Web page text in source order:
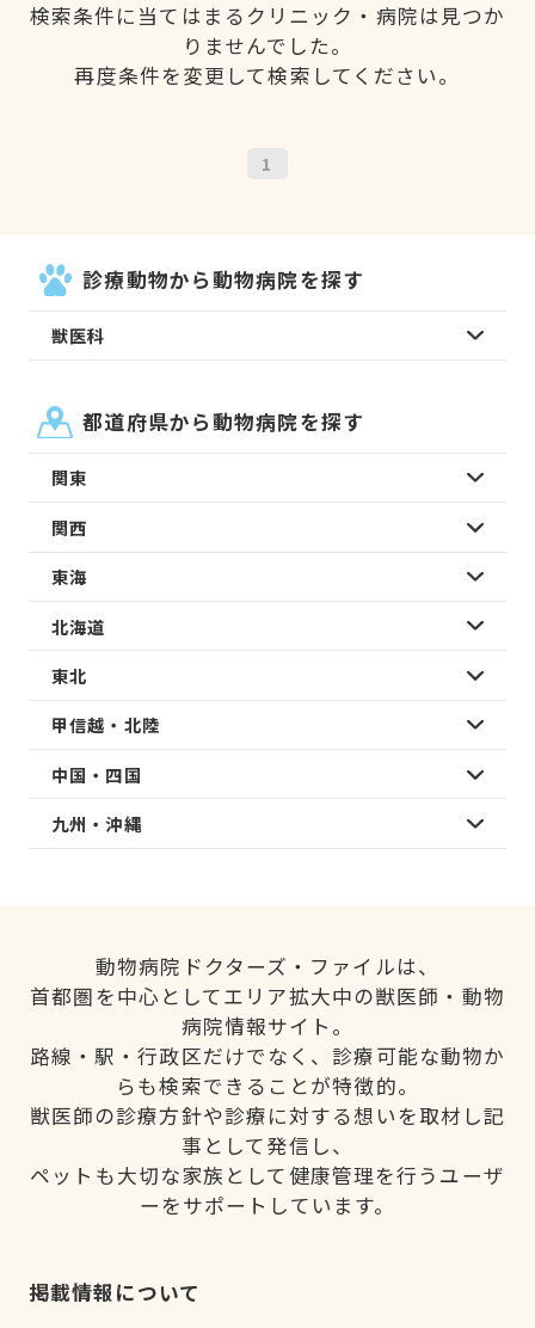
検索条件に当てはまるクリニック・病院は見つか
りませんでした。
再度条件を変更して検索してください。
1
診療動物から動物病院を探す
獣医科
都道府県から動物病院を探す
関東
関西
東海
北海道
東北
甲信越・北陸
中国・四国
九州・沖縄
動物病院ドクターズ・ファイルは、
首都圏を中心としてエリア拡大中の獣医師・動物
病院情報サイト。
路線・駅・行政区だけでなく、診療可能な動物か
らも検索できることが特徴的。
獣医師の診療方針や診療に対する想いを取材し記
事として発信し、
ペットも大切な家族として健康管理を行うユーザ
ーをサポートしています。
掲載情報について